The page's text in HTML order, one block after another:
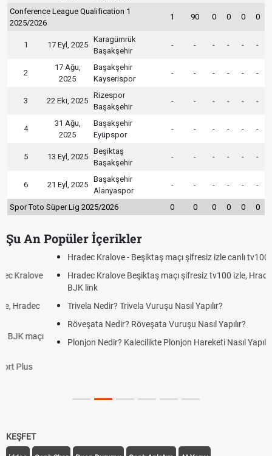
Conference League Qualification 1
2025/2026
1 90 0 0 0 0
1 17 Eyl, 2025
Karagümrük
Başakşehir
- - - - - -
2
17 Ağu,
2025
Başakşehir
Kayserispor
- - - - - -
3 22 Eki, 2025
Rizespor
Başakşehir
- - - - - -
4
31 Ağu,
2025
Başakşehir
Eyüpspor
- - - - - -
5 13 Eyl, 2025
Beşiktaş
Başakşehir
- - - - - -
6 21 Eyl, 2025
Başakşehir
Alanyaspor
- - - - - -
Spor Toto Süper Lig 2025/2026 0 0 0 0 0 0
Şu An Popüler İçerikler
Hradec Kralove - Beşiktaş maçı şifresiz izle canlı tv100 linki
Hradec Kralove Beşiktaş maçı şifresiz tv100 izle, Hradec Kralove
Trivela Nedir? Trivela Vuruşu Nasıl Yapılır?
Röveşata Nedir? Röveşata Vuruşu Nasıl Yapılır?
Plonjon Nedir? Kalecilikte Plonjon Hareketi Nasıl Yapılır?
Transfer Haberleri TV'de Bugün Süper Lig Fikstür Süper Lig Haberleri